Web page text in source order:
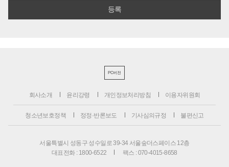
PC버전
회사소개 윤리강령 개인정보처리방침 이용자위원회
청소년보호정책 정정·반론보도 기사심의규정 불편신고
서울특별시 성동구 성수일로 39-34 서울숲더스페이스 12층
대표전화 : 1800-6522
팩스 : 070-4015-8658